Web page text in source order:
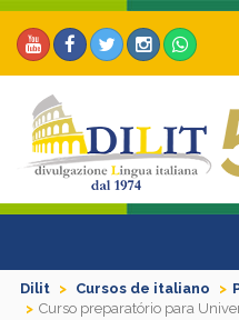
Dilit
Cursos de italiano
Curso preparatório para